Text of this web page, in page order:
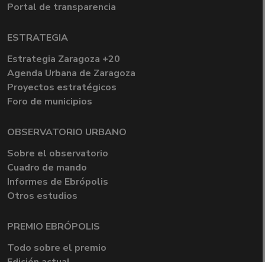
Portal de transparencia
ESTRATEGIA
Estrategia Zaragoza +20
Agenda Urbana de Zaragoza
Proyectos estratégicos
Foro de municipios
OBSERVATORIO URBANO
Sobre el observatorio
Cuadro de mando
Informes de Ebrópolis
Otros estudios
PREMIO EBRÓPOLIS
Todo sobre el premio